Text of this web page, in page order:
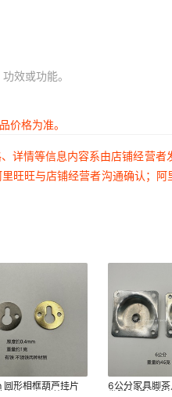
效或功能。
价格为准。
详情等信息内容系由店铺经营
旺旺与店铺经营者沟通确认；
圆形相框葫芦挂片
6公分家具脚